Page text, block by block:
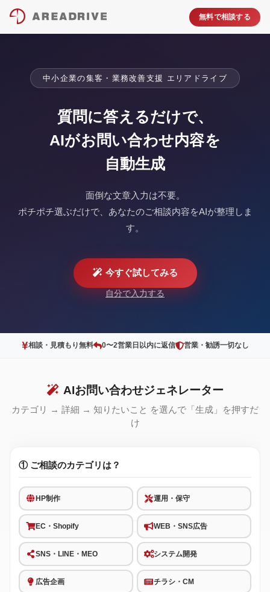
無料で相談する
中小企業の集客・業務改善支援 エリアドライブ
質問に答えるだけで、
AIがお問い合わせ内容を
自動生成
面倒な文章入力は不要。
ポチポチ選ぶだけで、あなたのご相談内容をAIが整理しま
す。
今すぐ試してみる
自分で入力する
相談・見積もり無料 0〜2営業日以内に返信 営業・勧誘一切なし
AIお問い合わせジェネレーター
カテゴリ → 詳細 → 知りたいこと を選んで「生成」を押すだ
け
① ご相談のカテゴリは？
HP制作 運用・保守
EC・Shopify WEB・SNS広告
SNS・LINE・MEO システム開発
広告企画 チラシ・CM